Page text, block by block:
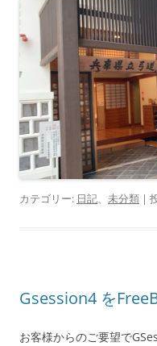
カテゴリー: 日記、 未分類 |
Gsession4 を
お客様からのご要望で